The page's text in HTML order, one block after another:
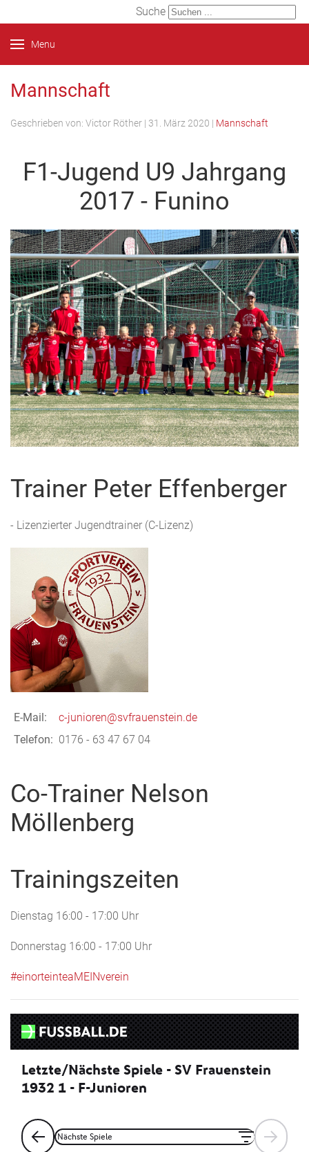
Suche
Menu
Mannschaft
Geschrieben von: Victor Röther | 31. März 2020 | Mannschaft
F1-Jugend U9 Jahrgang
2017 - Funino
Trainer Peter Effenberger
- Lizenzierter Jugendtrainer (C-Lizenz)
E-Mail:
c-junioren@svfrauenstein.de
Telefon: 0176 - 63 47 67 04
Co-Trainer Nelson
Möllenberg
Trainingszeiten
Dienstag 16:00 - 17:00 Uhr
Donnerstag 16:00 - 17:00 Uhr
#einorteinteaMEINverein